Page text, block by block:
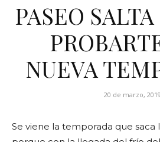
PASEO
NUEVA
20 de marzo, 2019
Se viene la temporada que saca